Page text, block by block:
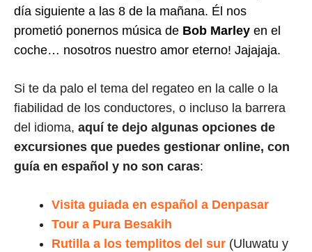
día siguiente a las 8 de la mañana. Él nos
prometió ponernos música de Bob Marley en el
coche… nosotros nuestro amor eterno! Jajajaja.
Si te da palo el tema del regateo en la calle o la
fiabilidad de los conductores, o incluso la barrera
del idioma, aquí te dejo algunas opciones de
excursiones que puedes gestionar online, con
guía en español y no son caras:
Visita guiada en español a Denpasar
Tour a Pura Besakih
Rutilla a los templitos del sur (Uluwatu y